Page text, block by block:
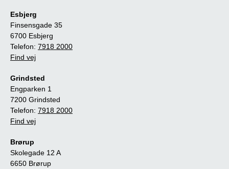
Esbjerg
Finsensgade 35
6700 Esbjerg
Telefon: 7918 2000
Find vej
Grindsted
Engparken 1
7200 Grindsted
Telefon: 7918 2000
Find vej
Brørup
Skolegade 12 A
6650 Brørup